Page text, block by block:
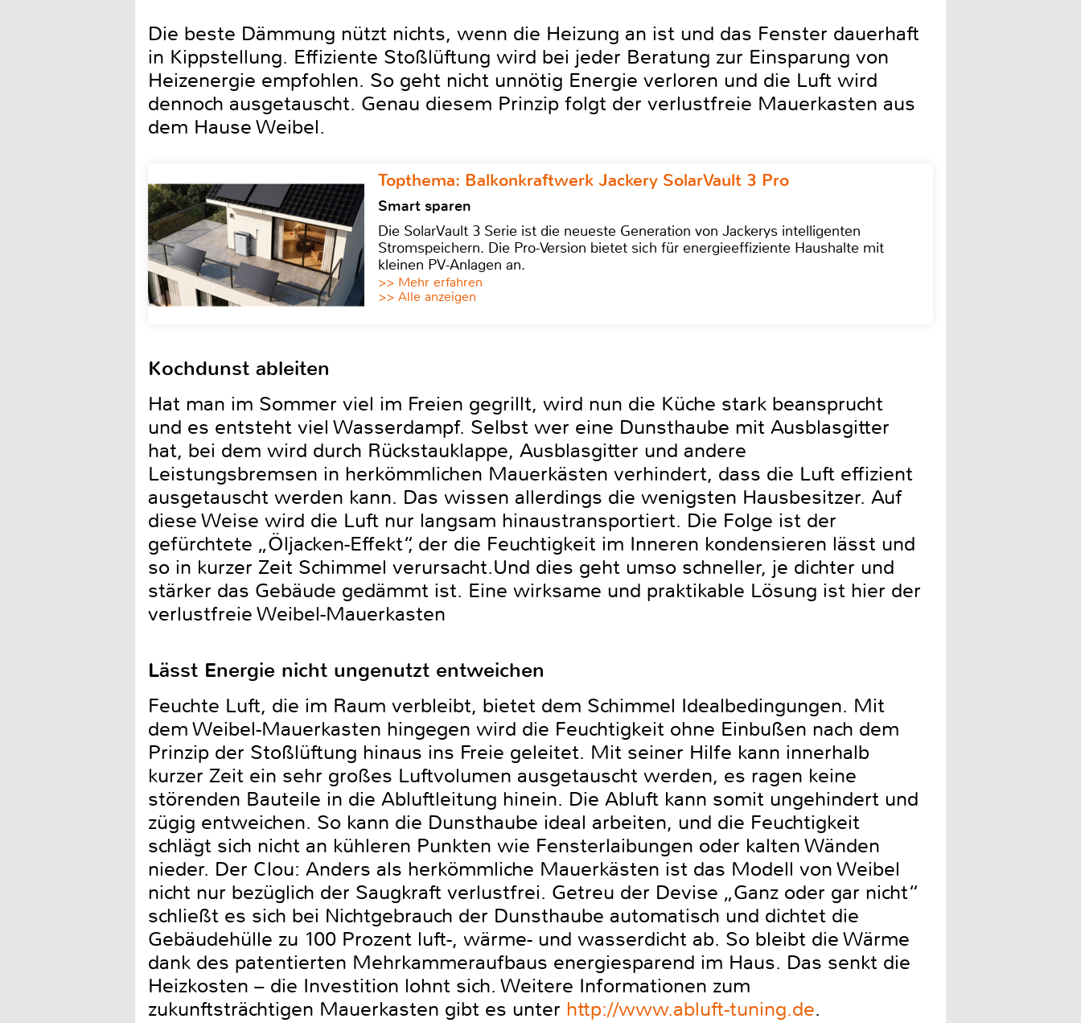
Die beste Dämmung nützt nichts, wenn die Heizung an ist und das Fenster dauerhaft
in Kippstellung. Effiziente Stoßlüftung wird bei jeder Beratung zur Einsparung von
Heizenergie empfohlen. So geht nicht unnötig Energie verloren und die Luft wird
dennoch ausgetauscht. Genau diesem Prinzip folgt der verlustfreie Mauerkasten aus
dem Hause Weibel.
Topthema: Balkonkraftwerk Jackery SolarVault 3 Pro
Smart sparen
Die SolarVault 3 Serie ist die neueste Generation von Jackerys intelligenten
Stromspeichern. Die Pro-Version bietet sich für energieeffiziente Haushalte mit
kleinen PV-Anlagen an.
>> Mehr erfahren
>> Alle anzeigen
Kochdunst ableiten
Hat man im Sommer viel im Freien gegrillt, wird nun die Küche stark beansprucht
und es entsteht viel Wasserdampf. Selbst wer eine Dunsthaube mit Ausblasgitter
hat, bei dem wird durch Rückstauklappe, Ausblasgitter und andere
Leistungsbremsen in herkömmlichen Mauerkästen verhindert, dass die Luft effizient
ausgetauscht werden kann. Das wissen allerdings die wenigsten Hausbesitzer. Auf
diese Weise wird die Luft nur langsam hinaustransportiert. Die Folge ist der
gefürchtete „Öljacken-Effekt“, der die Feuchtigkeit im Inneren kondensieren lässt und
so in kurzer Zeit Schimmel verursacht.Und dies geht umso schneller, je dichter und
stärker das Gebäude gedämmt ist. Eine wirksame und praktikable Lösung ist hier der
verlustfreie Weibel-Mauerkasten
Lässt Energie nicht ungenutzt entweichen
Feuchte Luft, die im Raum verbleibt, bietet dem Schimmel Idealbedingungen. Mit
dem Weibel-Mauerkasten hingegen wird die Feuchtigkeit ohne Einbußen nach dem
Prinzip der Stoßlüftung hinaus ins Freie geleitet. Mit seiner Hilfe kann innerhalb
kurzer Zeit ein sehr großes Luftvolumen ausgetauscht werden, es ragen keine
störenden Bauteile in die Abluftleitung hinein. Die Abluft kann somit ungehindert und
zügig entweichen. So kann die Dunsthaube ideal arbeiten, und die Feuchtigkeit
schlägt sich nicht an kühleren Punkten wie Fensterlaibungen oder kalten Wänden
nieder. Der Clou: Anders als herkömmliche Mauerkästen ist das Modell von Weibel
nicht nur bezüglich der Saugkraft verlustfrei. Getreu der Devise „Ganz oder gar nicht“
schließt es sich bei Nichtgebrauch der Dunsthaube automatisch und dichtet die
Gebäudehülle zu 100 Prozent luft-, wärme- und wasserdicht ab. So bleibt die Wärme
dank des patentierten Mehrkammeraufbaus energiesparend im Haus. Das senkt die
Heizkosten – die Investition lohnt sich. Weitere Informationen zum
zukunftsträchtigen Mauerkasten gibt es unter http://www.abluft-tuning.de.